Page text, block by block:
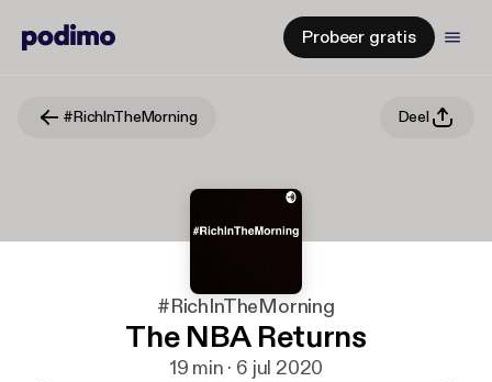
Probeer gratis
#RichInTheMorning Deel
#RichInTheMorning
The NBA Returns
19 min · 6 jul 2020